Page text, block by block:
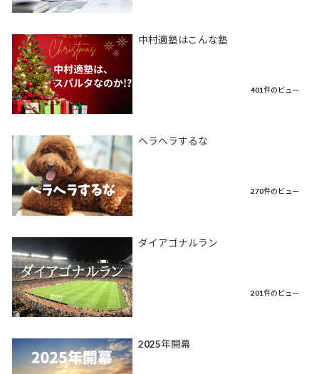
中村適塾はこんな塾
401件のビュー
ヘラヘラするな
270件のビュー
ダイアゴナルラン
201件のビュー
2025年開幕